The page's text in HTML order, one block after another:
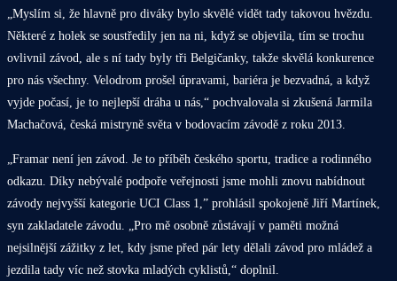
„Myslím si, že hlavně pro diváky bylo skvělé vidět tady takovou hvězdu.
Některé z holek se soustředily jen na ni, když se objevila, tím se trochu
ovlivnil závod, ale s ní tady byly tři Belgičanky, takže skvělá konkurence
pro nás všechny. Velodrom prošel úpravami, bariéra je bezvadná, a když
vyjde počasí, je to nejlepší dráha u nás,“ pochvalovala si zkušená Jarmila
Machačová, česká mistryně světa v bodovacím závodě z roku 2013.
„Framar není jen závod. Je to příběh českého sportu, tradice a rodinného
odkazu. Díky nebývalé podpoře veřejnosti jsme mohli znovu nabídnout
závody nejvyšší kategorie UCI Class 1,” prohlásil spokojeně Jiří Martínek,
syn zakladatele závodu. „Pro mě osobně zůstávají v paměti možná
nejsilnější zážitky z let, kdy jsme před pár lety dělali závod pro mládež a
jezdila tady víc než stovka mladých cyklistů,“ doplnil.